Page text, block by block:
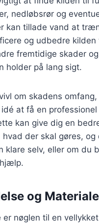
nedløbsrør og
kan tillade vand at
og udbedre kilden
fremtidige skader
holder på lang sigt.
om skadens
at få en professionel
kan give dig en
der skal gøres, og
klare selv, eller om du
og
er nøglen til en vellykket